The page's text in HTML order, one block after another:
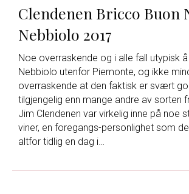
Clendenen Bricco Buon
Nebbiolo 2017
Noe overraskende og i alle fall utypisk
Nebbiolo utenfor Piemonte, og ikke
overraskende at den faktisk er svært
tilgjengelig enn mange andre av sorten
Jim Clendenen var virkelig inne på noe
viner, en foregangs-personlighet som
altfor tidlig en dag i…